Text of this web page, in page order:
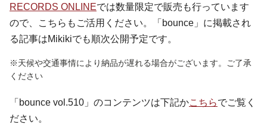
RECORDS ONLINEでは数量限定で販売も行っています
ので、こちらもご活用ください。「bounce」に掲載され
る記事はMikikiでも順次公開予定です。
※天候や交通事情により納品が遅れる場合がございます。ご了承
ください
「bounce vol.510」のコンテンツは下記かこちらでご覧く
ださい。